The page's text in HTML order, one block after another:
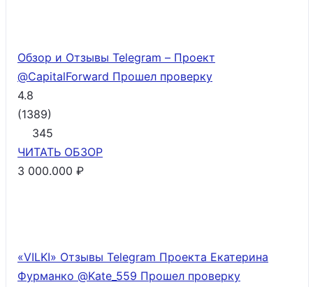
Обзор и Отзывы Telegram – Проект
@CapitalForward Прошел проверку
4.8
(1389)
345
ЧИТАТЬ ОБЗОР
3 000.000 ₽
«VILKI» Отзывы Telegram Проекта Екатерина
Фурманко @Kate_559 Прошел проверку